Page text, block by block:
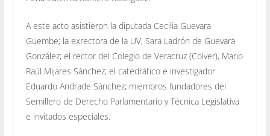
A este acto asistieron la diputada Cecilia Guevara
Guembe; la exrectora de la UV, Sara Ladrón de Guevara
González; el rector del Colegio de Veracruz (Colver), Mario
Raúl Mijares Sánchez; el catedrático e investigador
Eduardo Andrade Sánchez; miembros fundadores del
Semillero de Derecho Parlamentario y Técnica Legislativa
e invitados especiales.